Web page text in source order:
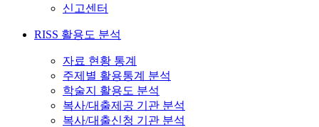
신고센터
RISS 활용도 분석
자료 현황 통계
주제별 활용통계 분석
학술지 활용도 분석
복사/대출제공 기관 분석
복사/대출신청 기관 분석